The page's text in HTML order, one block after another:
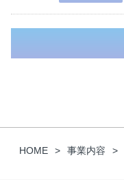
HOME 事業内容